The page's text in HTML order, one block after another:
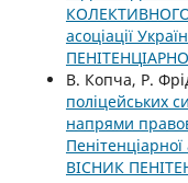
асоціації
В. Копча, Р.
поліцейських
напрями
ВІСНИК